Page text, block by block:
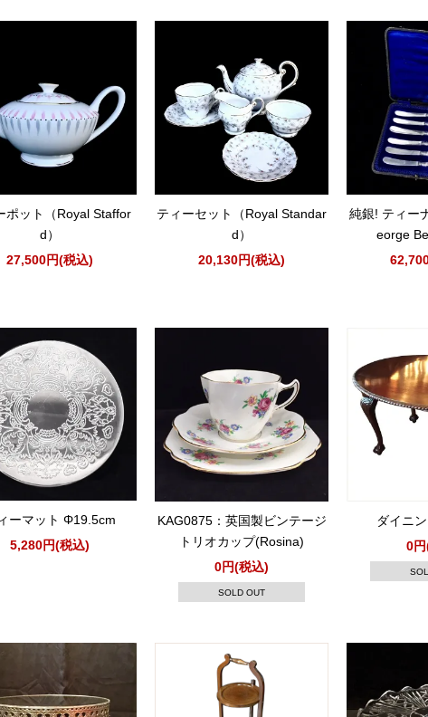
ポット（Royal Staffor
d）
27,500円(税込)
ティーセット（Royal Standar
d）
20,130円(税込)
純銀! ティー
eorge
ーマット Φ19.5cm
5,280円(税込)
KAG0875：英国製ビンテージ
トリオカップ(Rosina)
0円(税込)
SOLD OUT
ダイニ
0